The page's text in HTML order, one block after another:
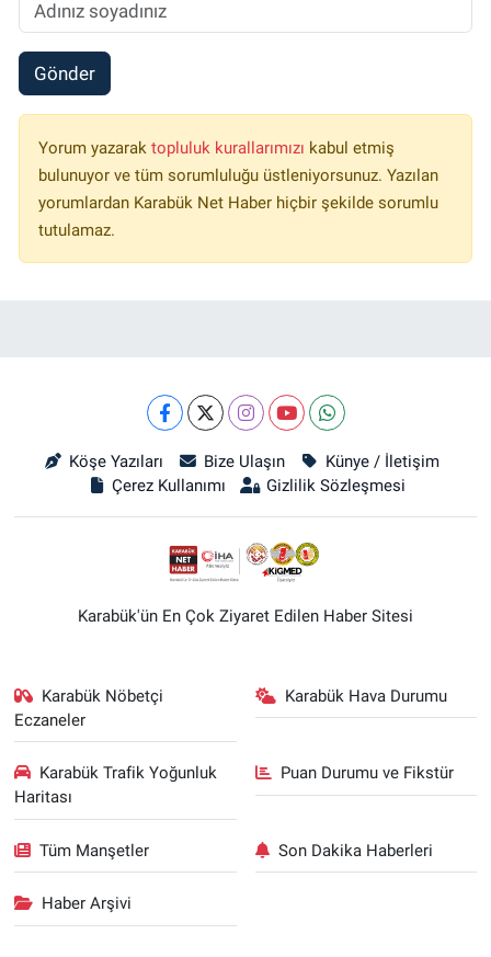
Gönder
Yorum yazarak topluluk kurallarımızı kabul etmiş
bulunuyor ve tüm sorumluluğu üstleniyorsunuz. Yazılan
yorumlardan Karabük Net Haber hiçbir şekilde sorumlu
tutulamaz.
Köşe Yazıları Bize Ulaşın
Künye / İletişim
Çerez Kullanımı
Gizlilik Sözleşmesi
Karabük'ün En Çok Ziyaret Edilen Haber Sitesi
Karabük Nöbetçi
Eczaneler
Karabük Hava Durumu
Karabük Trafik Yoğunluk
Haritası
Puan Durumu ve Fikstür
Tüm Manşetler Son Dakika Haberleri
Haber Arşivi